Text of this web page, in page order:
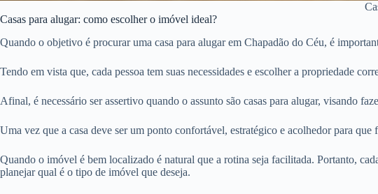
Casas para alugar: como escolher o imóvel ideal?
Quando o objetivo é procurar uma casa para alugar em Chapadão do Céu, é
Tendo em vista que, cada pessoa tem suas necessidades e escolher a propriedade
Afinal, é necessário ser assertivo quando o assunto são casas para alugar, visando
Uma vez que a casa deve ser um ponto confortável, estratégico e acolhedor para
Quando o imóvel é bem localizado é natural que a rotina seja facilitada. Portanto,
planejar qual é o tipo de imóvel que deseja.